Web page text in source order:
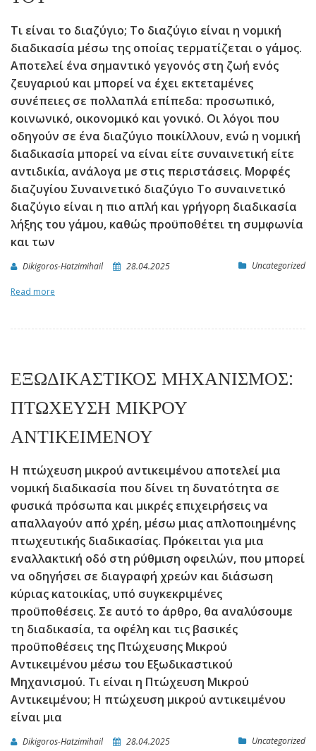
Τι είναι το διαζύγιο; Το διαζύγιο είναι η νομική
διαδικασία μέσω της οποίας τερματίζεται ο γάμος.
Αποτελεί ένα σημαντικό γεγονός στη ζωή ενός
ζευγαριού και μπορεί να έχει εκτεταμένες
συνέπειες σε πολλαπλά επίπεδα: προσωπικό,
κοινωνικό, οικονομικό και γονικό. Οι λόγοι που
οδηγούν σε ένα διαζύγιο ποικίλλουν, ενώ η νομική
διαδικασία μπορεί να είναι είτε συναινετική είτε
αντιδικία, ανάλογα με στις περιστάσεις. Μορφές
διαζυγίου Συναινετικό διαζύγιο Το συναινετικό
διαζύγιο είναι η πιο απλή και γρήγορη διαδικασία
λήξης του γάμου, καθώς προϋποθέτει τη συμφωνία
και των
Dikigoros-Hatzimihail 28.04.2025 Uncategorized
Read more
ΕΞΩΔΙΚΑΣΤΙΚΌΣ ΜΗΧΑΝΙΣΜΌΣ:
ΠΤΏΧΕΥΣΗ ΜΙΚΡΟΎ
ΑΝΤΙΚΕΙΜΈΝΟΥ
Η πτώχευση μικρού αντικειμένου αποτελεί μια
νομική διαδικασία που δίνει τη δυνατότητα σε
φυσικά πρόσωπα και μικρές επιχειρήσεις να
απαλλαγούν από χρέη, μέσω μιας απλοποιημένης
πτωχευτικής διαδικασίας. Πρόκειται για μια
εναλλακτική οδό στη ρύθμιση οφειλών, που μπορεί
να οδηγήσει σε διαγραφή χρεών και διάσωση
κύριας κατοικίας, υπό συγκεκριμένες
προϋποθέσεις. Σε αυτό το άρθρο, θα αναλύσουμε
τη διαδικασία, τα οφέλη και τις βασικές
προϋποθέσεις της Πτώχευσης Μικρού
Αντικειμένου μέσω του Εξωδικαστικού
Μηχανισμού. Τι είναι η Πτώχευση Μικρού
Αντικειμένου; Η πτώχευση μικρού αντικειμένου
είναι μια
Dikigoros-Hatzimihail 28.04.2025 Uncategorized